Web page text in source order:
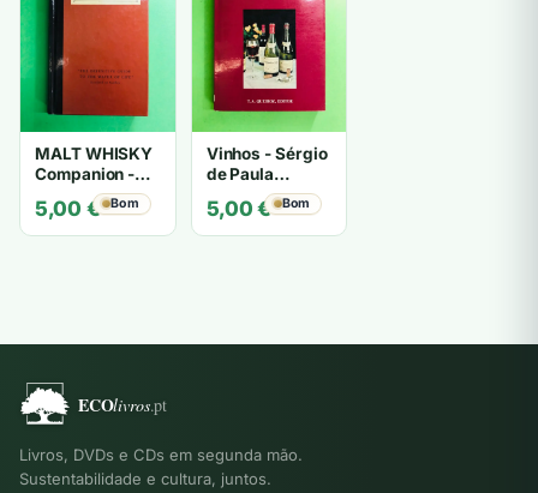
MALT WHISKY
Companion -
MICHAEL
JACKSON
5,00 € Bom
Vinhos - Sérgio
de Paula
5,00€ Bom
Livros, DVDs e CDs em segunda mão.
Sustentabilidade e cultura, juntos.